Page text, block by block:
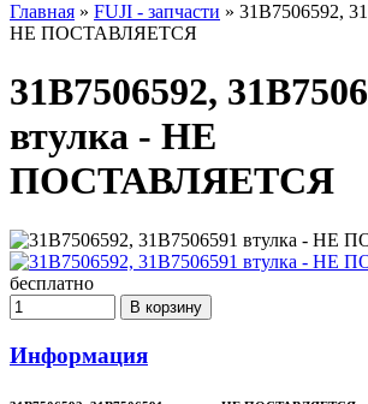
Главная » FUJI - запчасти » 31B7506592,
НЕ ПОСТАВЛЯЕТСЯ
31B7506592,
втулка - НЕ
ПОСТАВЛЯЕТСЯ
бесплатно
В корзину
Информация